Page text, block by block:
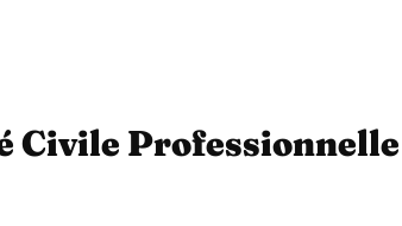
Civile Professionnelle